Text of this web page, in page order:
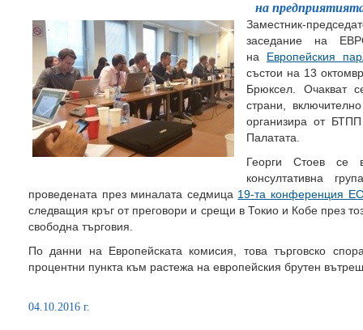
на
Заместник-
заседание на
на Европейския
състои на 13
Брюксел. Очакват
страни,
организира от
Палатата.
Георги Стоев се
консултативна
проведената през миналата седмица 19-та конференция
следващия кръг от преговори и срещи в Токио и Кобе през
свободна търговия.
По данни на Европейската комисия, това търговско
процентни пункта към растежа на европейския брутен
04.10.2016 г.